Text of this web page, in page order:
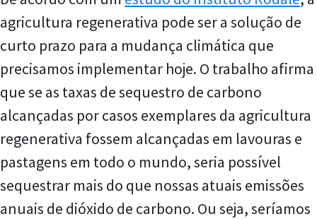
agricultura regenerativa pode ser a solução de
curto prazo para a mudança climática que
precisamos implementar hoje. O trabalho afirma
que se as taxas de sequestro de carbono
alcançadas por casos exemplares da agricultura
regenerativa fossem alcançadas em lavouras e
pastagens em todo o mundo, seria possível
sequestrar mais do que nossas atuais emissões
anuais de dióxido de carbono. Ou seja, seríamos